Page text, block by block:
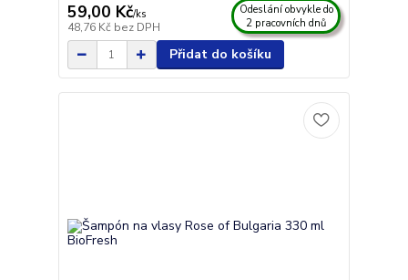
59,00 Kč/ks
48,76 Kč bez DPH
Odeslání obvykle do
2 pracovních dnů
Přidat do košíku